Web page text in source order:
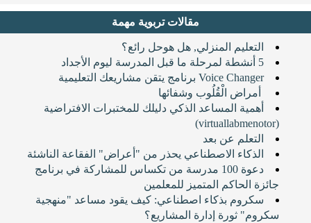
مقالات تربوية مهمة
التعليم المنزلي, هل هوحل رائع؟
5 أنشطة لمرحلة ما قبل المدرسة ليوم الأجداد
Voice Changer برنامج يتقن مشاريعك التعليمية
​ ​ أمراض الْقُلُوب وشفائها
أهمية المساعد الذكي دليلك للمختبرات الافتراضية
(virtuallabmenotor)
التعلم عن بعد
الذكاء الاصطناعي يحذر من "أعراض" الفقاعة الناشئة
دعوة 100 مدرسة من تكساس للمشاركة في برنامج
جائزة الحاكم المتميز للمعلمين
سكروم بذكاء اصطناعي: كيف يقود مساعد "منهجية
سكروم" ثورة إدارة المشاريع؟